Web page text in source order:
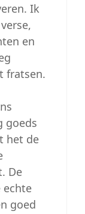
Ik
en
fratsen.
goeds
het de
De
echte
goed